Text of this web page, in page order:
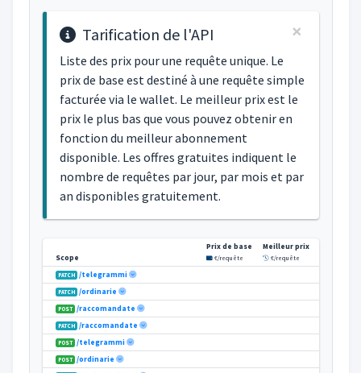
×
Tarification de l'API
Liste des prix pour une requête unique. Le
prix de base est destiné à une requête simple
facturée via le wallet. Le meilleur prix est le
prix le plus bas que vous pouvez obtenir en
fonction du meilleur abonnement
disponible. Les offres gratuites indiquent le
nombre de requêtes par jour, par mois et par
an disponibles gratuitement.